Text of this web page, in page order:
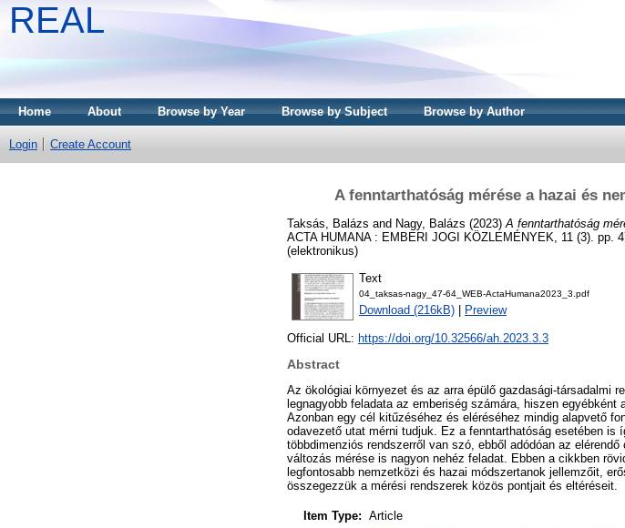
REAL
Home About Browse by Year Browse by Subject Browse by Author
Login Create Account
A fenntarthatóság mérése a hazai és
Taksás, Balázs and Nagy, Balázs (2023) A fenntarthatóság
ACTA HUMANA : EMBERI JOGI KÖZLEMÉNYEK, 11 (3). pp.
(elektronikus)
Text
04_taksas-nagy_47-64_WEB-ActaHumana2023_3.pdf
Download (216kB) Preview
Official URL: https://doi.org/10.32566/ah.2023.3.3
Abstract
Az ökológiai környezet és az arra épülő gazdasági-társadalmi
legnagyobb feladata az emberiség számára, hiszen
Azonban egy cél kitűzéséhez és eléréséhez mindig alapvető
odavezető utat mérni tudjuk. Ez a fenntarthatóság esetében is
többdimenziós rendszerről van szó, ebből adódóan az
változás mérése is nagyon nehéz feladat. Ebben a cikkben
legfontosabb nemzetközi és hazai módszertanok jellemzőit,
összegezzük a mérési rendszerek közös pontjait és eltéréseit.
Item Type: Article